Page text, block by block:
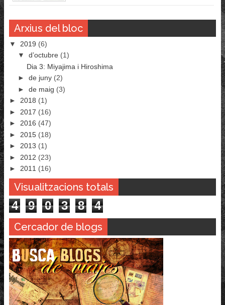
Arxius del bloc
▼ 2019 (6)
▼ d’octubre (1)
Dia 3: Miyajima i Hiroshima
► de juny (2)
► de maig (3)
► 2018 (1)
► 2017 (16)
► 2016 (47)
► 2015 (18)
► 2013 (1)
► 2012 (23)
► 2011 (16)
Visualitzacions totals
4 9 0 3 8 4
Cercador de blogs